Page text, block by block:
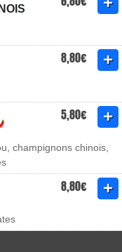
8,80€
5,80€
champignons chinois,
8,80€